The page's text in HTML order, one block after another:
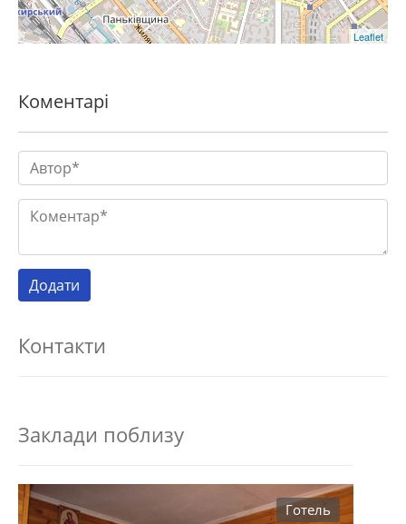
Leaflet
Коментарі
Контакти
Заклади поблизу
Готель